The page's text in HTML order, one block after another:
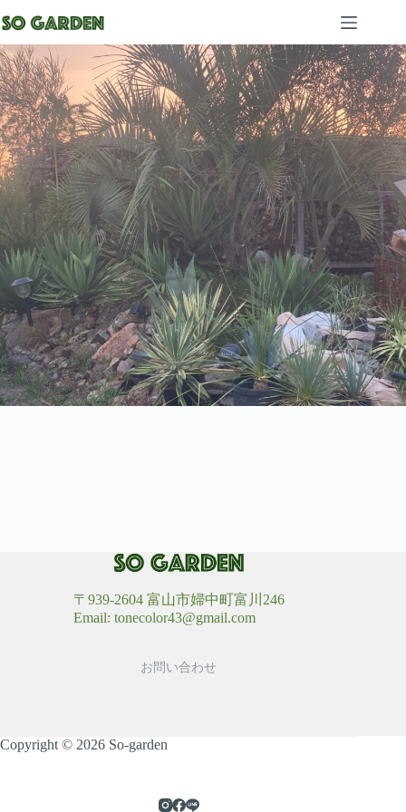
ン
テ
ン
ツ
へ
ス
キ
ッ
プ
〒939-2604 富山市婦中町富川246
Email: tonecolor43@gmail.com
お問い合わせ
Copyright © 2026 So-garden